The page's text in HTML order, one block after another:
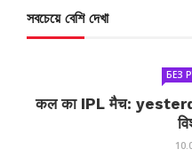
সবচেয়ে বেশি দেখা
БЕЗ
कल का IPL मैच: